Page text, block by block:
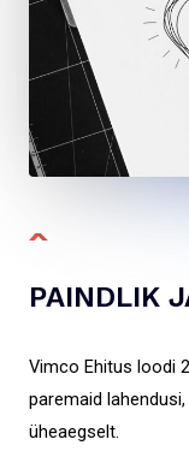
PAINDLIK
Vimco Ehitus loodi
paremaid
üheaegselt.